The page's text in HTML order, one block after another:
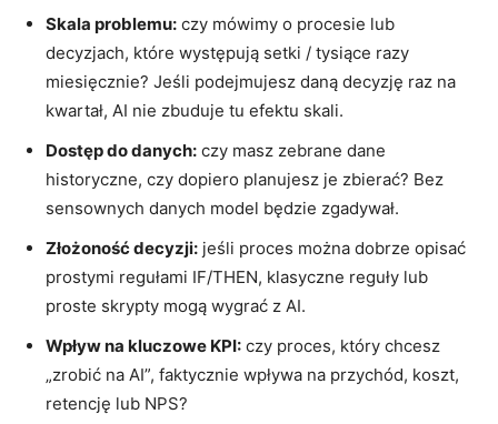
Skala problemu: czy mówimy o procesie lub
decyzjach, które występują setki / tysiące razy
miesięcznie? Jeśli podejmujesz daną decyzję raz na
kwartał, AI nie zbuduje tu efektu skali.
Dostęp do danych: czy masz zebrane dane
historyczne, czy dopiero planujesz je zbierać? Bez
sensownych danych model będzie zgadywał.
Złożoność decyzji: jeśli proces można dobrze opisać
prostymi regułami IF/THEN, klasyczne reguły lub
proste skrypty mogą wygrać z AI.
Wpływ na kluczowe KPI: czy proces, który chcesz
„zrobić na AI”, faktycznie wpływa na przychód, koszt,
retencję lub NPS?